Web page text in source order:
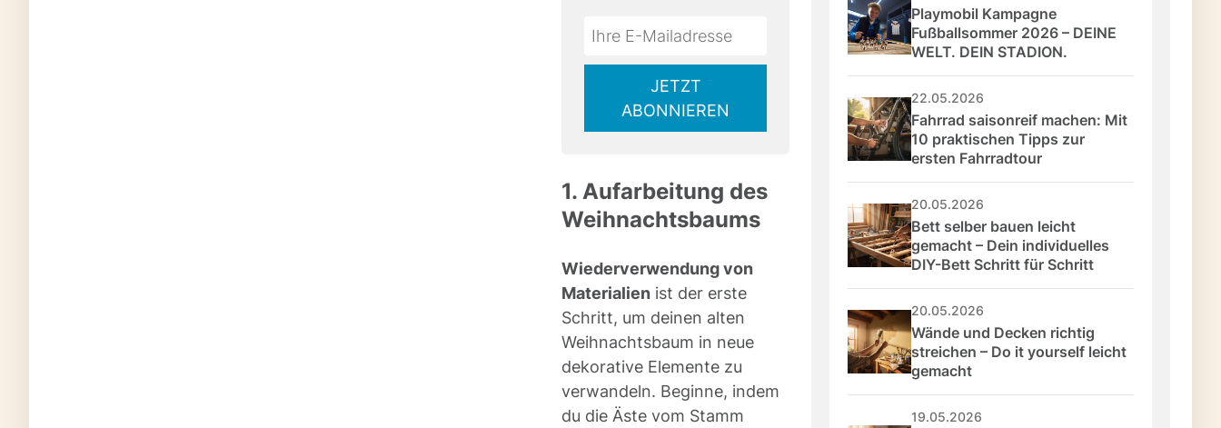
Do
*Ihre
Mailadresse:
JETZT
ABONNIEREN
1. Aufarbeitung des
Weihnachtsbaums
Wiederverwendung von
Materialien ist der erste
Schritt, um deinen alten
Weihnachtsbaum in neue
dekorative Elemente zu
verwandeln. Beginne, indem
du die Äste vom Stamm
Playmobil Kampagne
Fußballsommer 2026 – DEINE
WELT. DEIN STADION.
22.05.2026
Fahrrad saisonreif machen: Mit
10 praktischen Tipps zur
ersten Fahrradtour
20.05.2026
Bett selber bauen leicht
gemacht – Dein individuelles
DIY-Bett Schritt für Schritt
20.05.2026
Wände und Decken richtig
streichen – Do it yourself leicht
gemacht
19.05.2026